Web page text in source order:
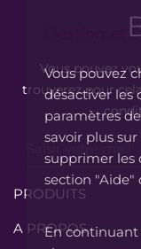
Gestion et
Vous pouvez
désactiver les
paramètres
savoir plus
supprimer les
section "Aide"
En continuant
Vous pouvez
trouverez pour
PRODUITS
A PROPOS